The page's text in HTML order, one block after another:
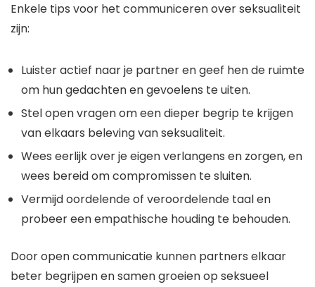
Enkele tips voor het communiceren over seksualiteit
zijn:
Luister actief naar je partner en geef hen de ruimte
om hun gedachten en gevoelens te uiten.
Stel open vragen om een dieper begrip te krijgen
van elkaars beleving van seksualiteit.
Wees eerlijk over je eigen verlangens en zorgen, en
wees bereid om compromissen te sluiten.
Vermijd oordelende of veroordelende taal en
probeer een empathische houding te behouden.
Door open communicatie kunnen partners elkaar
beter begrijpen en samen groeien op seksueel